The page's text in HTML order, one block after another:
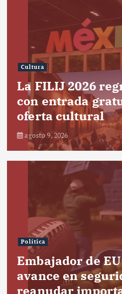
Cultura
La FILIJ 2026
con entrada
oferta cultural
agosto 9, 2026
Política
Embajador de
avance en
reanudar